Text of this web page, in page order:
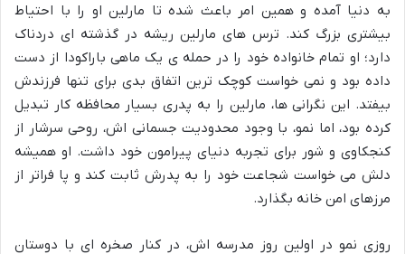
به دنیا آمده و همین امر باعث شده تا مارلین او را با احتیاط
بیشتری بزرگ کند. ترس های مارلین ریشه در گذشته ای دردناک
دارد؛ او تمام خانواده خود را در حمله ی یک ماهی باراکودا از دست
داده بود و نمی خواست کوچک ترین اتفاق بدی برای تنها فرزندش
بیفتد. این نگرانی ها، مارلین را به پدری بسیار محافظه کار تبدیل
کرده بود، اما نمو، با وجود محدودیت جسمانی اش، روحی سرشار از
کنجکاوی و شور برای تجربه دنیای پیرامون خود داشت. او همیشه
دلش می خواست شجاعت خود را به پدرش ثابت کند و پا فراتر از
مرزهای امن خانه بگذارد.
روزی نمو در اولین روز مدرسه اش، در کنار صخره ای با دوستان